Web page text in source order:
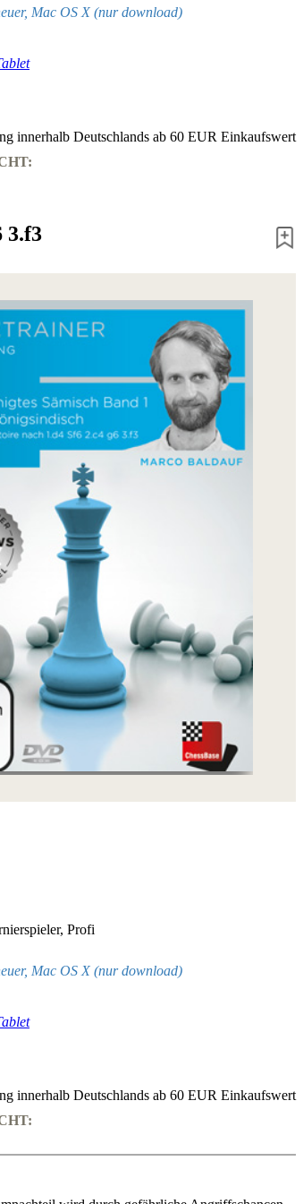
Mac OS X (nur download)
innerhalb Deutschlands ab 60 EUR Einkaufswert
3.f3
, Profi
Mac OS X (nur download)
innerhalb Deutschlands ab 60 EUR Einkaufswert